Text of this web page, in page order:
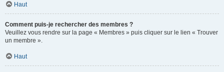
Haut
Comment puis-je rechercher des membres ?
Veuillez vous rendre sur la page « Membres » puis cliquer sur le lien « Trouver
un membre ».
Haut